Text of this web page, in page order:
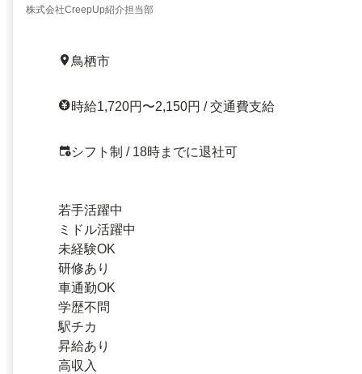
株式会社CreepUp紹介担当部
鳥栖市
時給1,720円〜2,150円 / 交通費支給
シフト制 / 18時までに退社可
若手活躍中
ミドル活躍中
未経験OK
研修あり
車通勤OK
学歴不問
駅チカ
昇給あり
高収入